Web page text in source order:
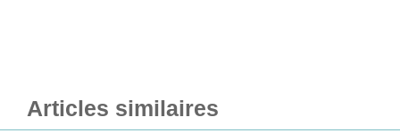
Articles similaires